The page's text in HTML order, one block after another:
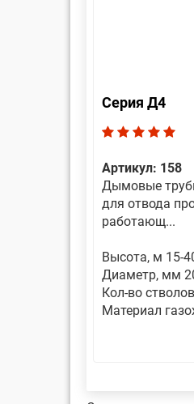
Серия Д4
Артикул: 158
Дымовые
для отвода
работающ...
Высота, м 15-
Диаметр, мм
Кол-во
Материал